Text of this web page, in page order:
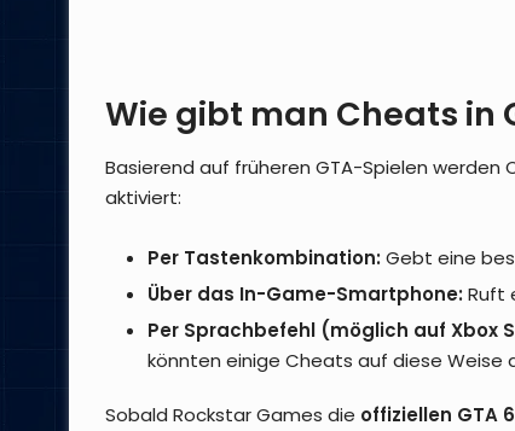
Wie gibt man Cheats in
Basierend auf früheren GTA-Spielen
aktiviert:
Per Tastenkombination:Gebt eine
Über das In-Game-Smartphone:Ruft
Per Sprachbefehl (möglich auf Xbox
könnten einige Cheats auf diese Weise
Sobald Rockstar Games die offiziellen GTA